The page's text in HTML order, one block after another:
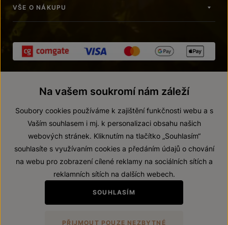
VŠE O NÁKUPU
© 2026 ZNOVÍN ZNOJMO, a. s.
Prohlášení o přístupnosti
Zákaz prodeje alkoholických nápojů osobám mladším 18 let.
Na vašem soukromí nám záleží
Soubory cookies používáme k zajištění funkčnosti webu a s
Vaším souhlasem i mj. k personalizaci obsahu našich
webových stránek. Kliknutím na tlačítko „Souhlasím“
souhlasíte s využívaním cookies a předáním údajů o chování
na webu pro zobrazení cílené reklamy na sociálních sítích a
reklamních sítích na dalších webech.
SOUHLASÍM
PŘIJMOUT POUZE NEZBYTNÉ